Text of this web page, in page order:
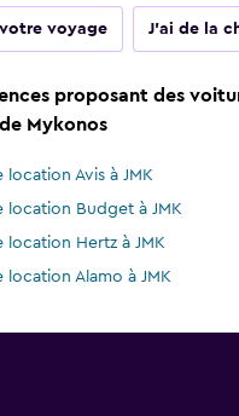
votre voyage J'ai de la
proposant des
Mykonos
location Avis à JMK
location Budget à JMK
location Hertz à JMK
location Alamo à JMK